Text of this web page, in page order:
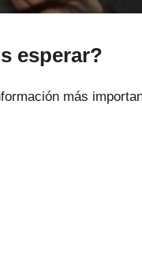
esperar?
más